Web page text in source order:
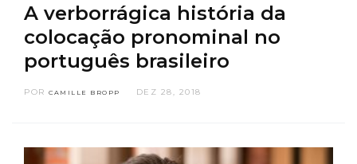
A verborrágica história da
colocação pronominal no
português brasileiro
POR CAMILLE BROPP DEZ 28, 2018